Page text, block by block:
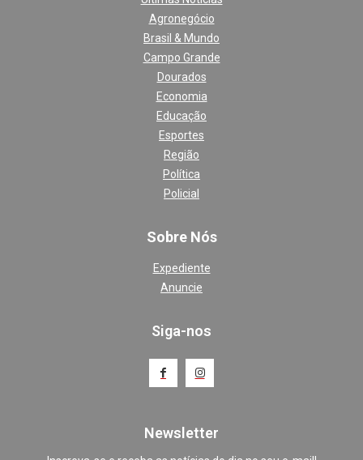
Agronegócio
Brasil & Mundo
Campo Grande
Dourados
Economia
Educação
Esportes
Região
Política
Policial
Sobre Nós
Expediente
Anuncie
Siga-nos
Newsletter